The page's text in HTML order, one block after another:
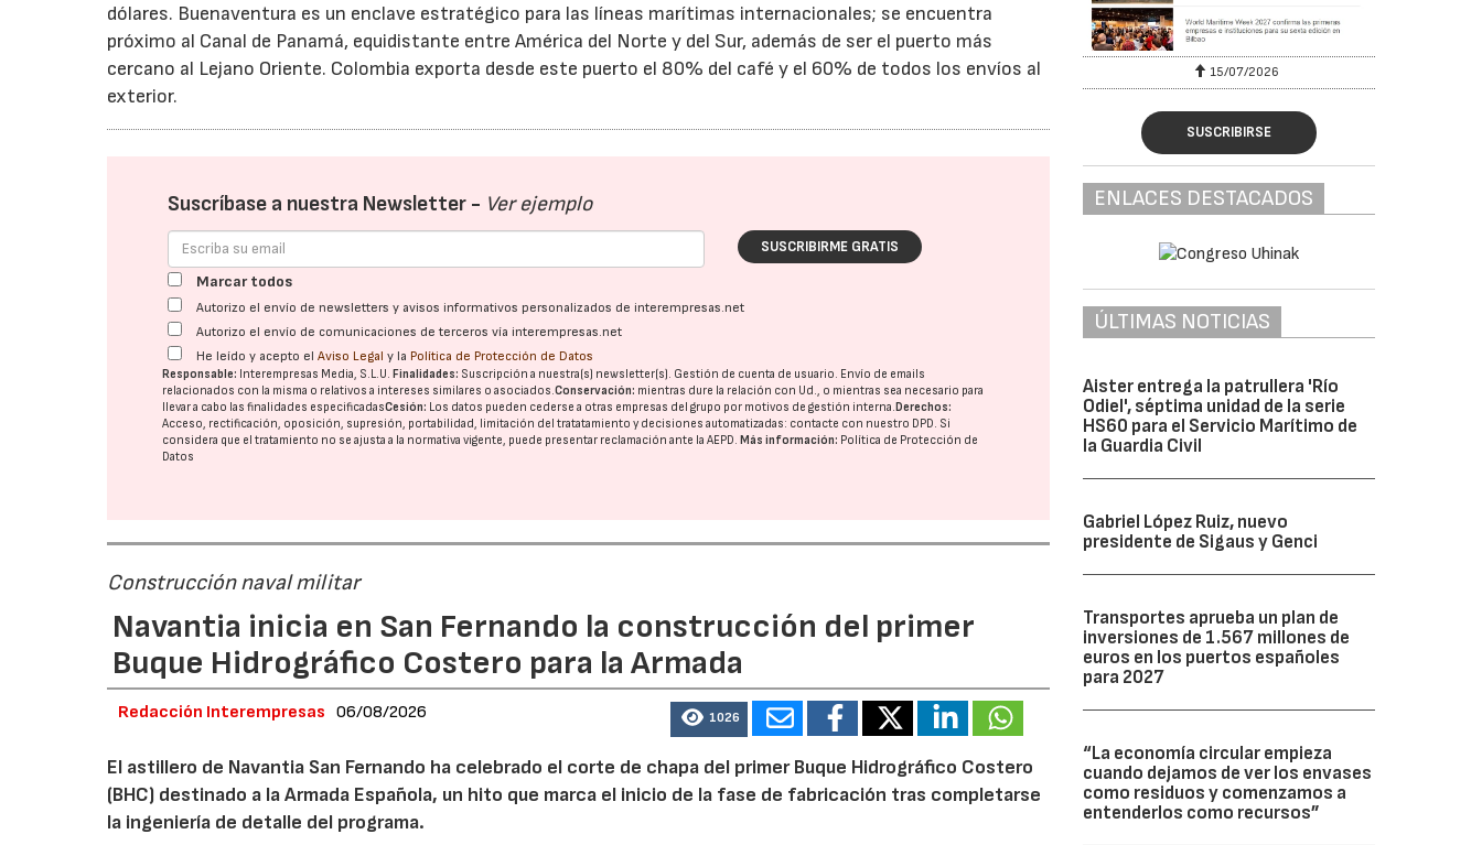
dólares. Buenaventura es un enclave estratégico para las líneas marítimas internacionales; se encuentra
próximo al Canal de Panamá, equidistante entre América del Norte y del Sur, además de ser el puerto más
cercano al Lejano Oriente. Colombia exporta desde este puerto el 80% del café y el 60% de todos los envíos al
exterior.
Suscríbase a nuestra Newsletter - Ver ejemplo
SUSCRIBIRME GRATIS
Marcar todos
Autorizo el envío de newsletters y avisos informativos personalizados de interempresas.net
Autorizo el envío de comunicaciones de terceros vía interempresas.net
He leído y acepto elAviso Legal y la Política de Protección de Datos
Responsable: Interempresas Media, S.L.U.Finalidades: Suscripción a nuestra(s) newsletter(s). Gestión de cuenta de usuario. Envío de emails
relacionados con la misma o relativos a intereses similares o asociados.Conservación: mientras dure la relación con Ud., o mientras sea necesario para
llevar a cabo las finalidades especificadasCesión: Los datos pueden cederse a otras empresas del grupo por motivos de gestión interna.Derechos:
Acceso, rectificación, oposición, supresión, portabilidad, limitación del tratatamiento y decisiones automatizadas: contacte con nuestro DPD. Si
considera que el tratamiento no se ajusta a la normativa vigente, puede presentar reclamación ante laAEPD.Más información: Política de Protección de
Datos
Construcción naval militar
Navantia inicia en San Fernando la construcción del primer
Buque Hidrográfico Costero para la Armada
Redacción Interempresas 06/08/2026 1026
El astillero de Navantia San Fernando ha celebrado el corte de chapa del primer Buque Hidrográfico Costero
(BHC) destinado a la Armada Española, un hito que marca el inicio de la fase de fabricación tras completarse
la ingeniería de detalle del programa.
15/07/2026 29/07/2026 15/07/2026
SUSCRIBIRSE
ENLACES DESTACADOS
ÚLTIMAS NOTICIAS
Aister entrega la patrullera 'Río
Odiel', séptima unidad de la serie
HS60 para el Servicio Marítimo de
la Guardia Civil
Gabriel López Ruiz, nuevo
presidente de Sigaus y Genci
Transportes aprueba un plan de
inversiones de 1.567 millones de
euros en los puertos españoles
para 2027
“La economía circular empieza
cuando dejamos de ver los envases
como residuos y comenzamos a
entenderlos como recursos”